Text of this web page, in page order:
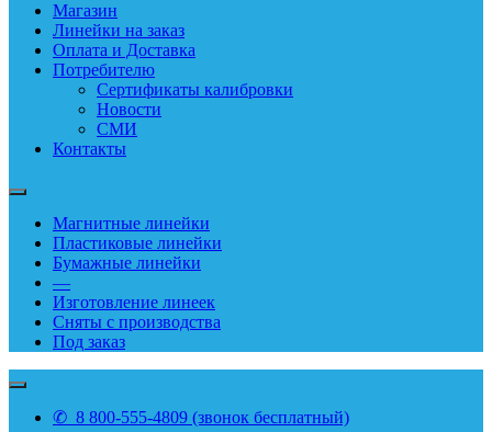
Магазин
Линейки на заказ
Оплата и Доставка
Потребителю
Сертификаты калибровки
Новости
СМИ
Контакты
Магнитные линейки
Пластиковые линейки
Бумажные линейки
—
Изготовление линеек
Сняты с производства
Под заказ
✆ 8 800-555-4809 (звонок бесплатный)